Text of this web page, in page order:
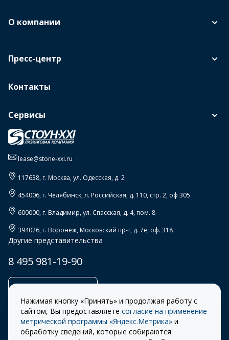
О компании
Пресс-центр
Контакты
Сервисы
lease@stone-xxi.ru
117638, г. Москва,ул. Одесская, д. 2
454006, г. Челябинск,л. Российская, д. 110, стр. 2, оф 305
600000, г. Владимир,ул. Спасская, д. 4, пом. 8
394026, г. Воронеж,Московский пр-т, д. 7е, оф. 318
Другие представительства
8 495 981-19-90
Нажимая кнопку «Принять» и продолжая работу с
сайтом, Вы предоставляете согласие на применение
метрической программы «Яндекс.Метрика» и
обработку сведений, которые собираются